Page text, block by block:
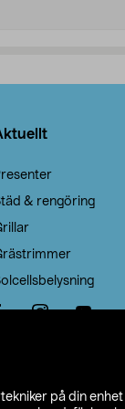
på din enhet
& rengöring